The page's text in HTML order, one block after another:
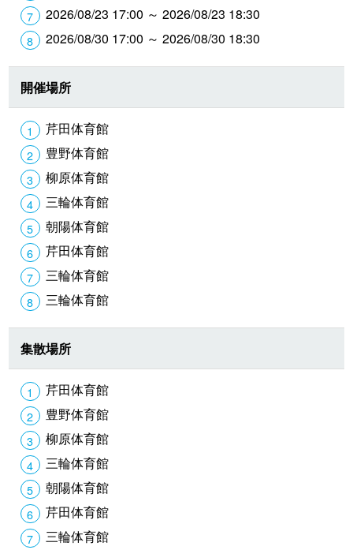
2026/08/23 17:00 ～ 2026/08/23 18:30
2026/08/30 17:00 ～ 2026/08/30 18:30
開催場所
芹田体育館
豊野体育館
柳原体育館
三輪体育館
朝陽体育館
芹田体育館
三輪体育館
三輪体育館
集散場所
芹田体育館
豊野体育館
柳原体育館
三輪体育館
朝陽体育館
芹田体育館
三輪体育館